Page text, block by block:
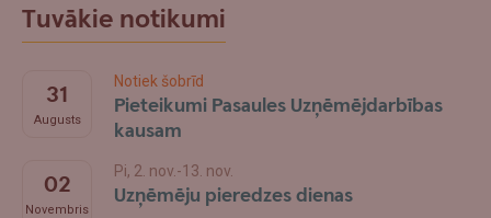
Tuvākie notikumi
31
Augusts
Notiek šobrīd
Pieteikumi Pasaules Uzņēmējdarbības
kausam
02
Novembris
Pi, 2. nov.-13. nov.
Uzņēmēju pieredzes dienas